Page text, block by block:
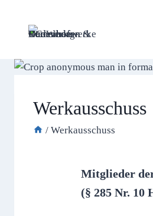
springen
Werkausschuss
/ Werkausschuss
Mitglieder
(§ 285 Nr. 10